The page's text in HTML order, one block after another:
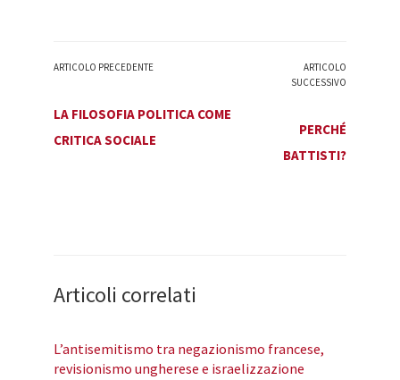
ARTICOLO PRECEDENTE
LA FILOSOFIA POLITICA COME
CRITICA SOCIALE
ARTICOLO
SUCCESSIVO
PERCHÉ
BATTISTI?
Articoli correlati
L’antisemitismo tra negazionismo francese,
revisionismo ungherese e israelizzazione